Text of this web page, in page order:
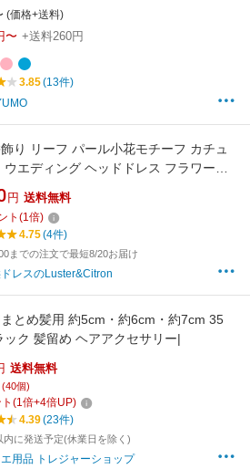
供 編み込み 簡単 時短 ポニーアレンジ
スタイリング セルフアレンジ ボブ ハー
ンク ブルー 青 灰色 グレー
(価格+送料)
〜 +送料260円
3.85(13件)
り リーフ パール小花モチーフ カチュ
ウエディング ヘッドドレス フラワーテ
女の子用 髪飾り 子供 ピアノ発表会
サリー ヘアアクセサリー結婚式 七五三
セサリー コンクール女の子用小物
円 送料無料
ト (1倍)
4.75(4件)
までの注文で最短8/20お届け
レスのLuster&Citron
とめ髪用 約5cm・約6cm・約7cm 35
ック 髪留め ヘアアクセサリー|
送料無料
個)
(1倍+4倍UP)
4.39(23件)
内に発送予定(休業日を除く)
用品 トレジャーショップ